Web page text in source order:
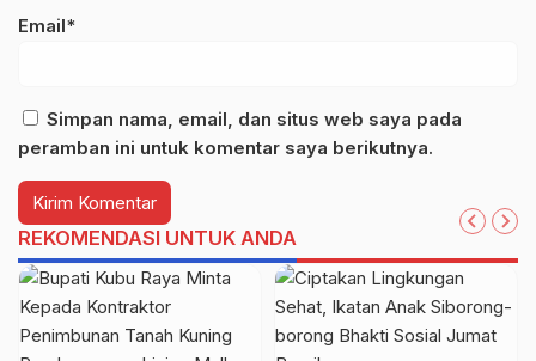
Email*
Simpan nama, email, dan situs web saya pada
peramban ini untuk komentar saya berikutnya.
REKOMENDASI UNTUK ANDA